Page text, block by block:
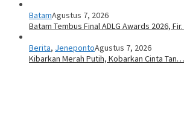
BatamAgustus 7, 2026
Batam Tembus Final ADLG Awards 2026,
Berita, JenepontoAgustus 7, 2026
Kibarkan Merah Putih, Kobarkan Cinta Tan…